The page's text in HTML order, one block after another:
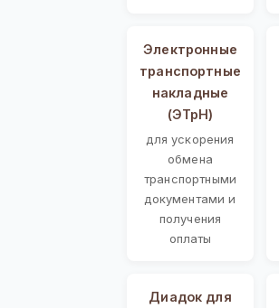
Электронные
транспортные
накладные
(ЭТрН)
для ускорения
обмена
транспортными
документами и
получения
оплаты
Диадок для